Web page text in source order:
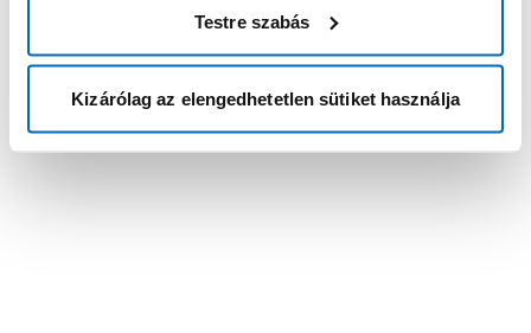
Testre szabás
Kizárólag az elengedhetetlen sütiket használja